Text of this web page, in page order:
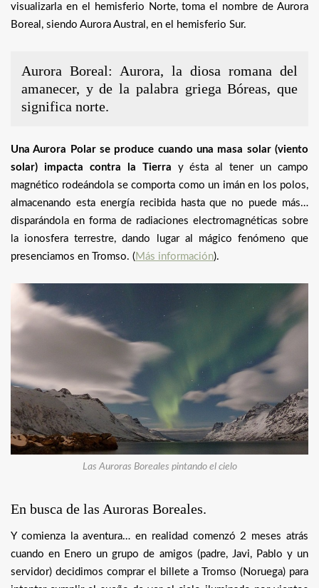
visualizarla en el hemisferio Norte, toma el nombre de Aurora
Boreal, siendo Aurora Austral, en el hemisferio Sur.
Aurora Boreal: Aurora, la diosa romana del
amanecer, y de la palabra griega Bóreas, que
significa norte.
Una Aurora Polar se produce cuando una masa solar (viento
solar) impacta contra la Tierra y ésta al tener un campo
magnético rodeándola se comporta como un imán en los polos,
almacenando esta energía recibida hasta que no puede más…
disparándola en forma de radiaciones electromagnéticas sobre
la ionosfera terrestre, dando lugar al mágico fenómeno que
presenciamos en Tromso. (Más información).
Las Auroras Boreales pintando el cielo
En busca de las Auroras Boreales.
Y comienza la aventura… en realidad comenzó 2 meses atrás
cuando en Enero un grupo de amigos (padre, Javi, Pablo y un
servidor) decidimos comprar el billete a Tromso (Noruega) para